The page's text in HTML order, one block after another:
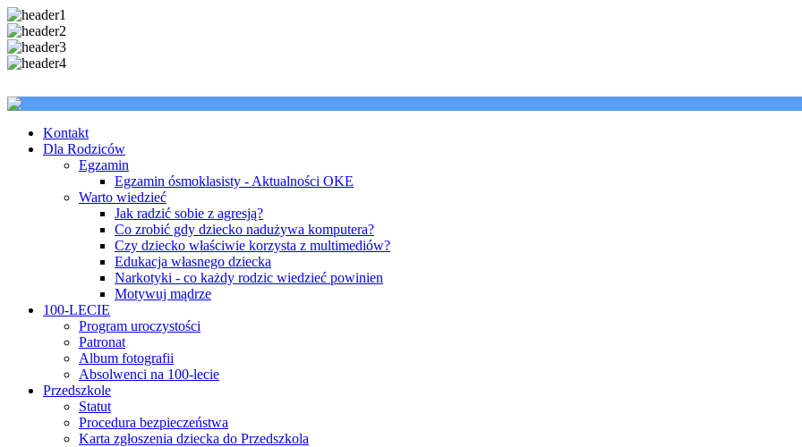
Kontakt
Dla Rodziców
Egzamin
Egzamin ósmoklasisty - Aktualności OKE
Warto wiedzieć
Jak radzić sobie z agresją?
Co zrobić gdy dziecko nadużywa komputera?
Czy dziecko właściwie korzysta z multimediów?
Edukacja własnego dziecka
Narkotyki - co każdy rodzic wiedzieć powinien
Motywuj mądrze
100-LECIE
Program uroczystości
Patronat
Album fotografii
Absolwenci na 100-lecie
Przedszkole
Statut
Procedura bezpieczeństwa
Karta zgłoszenia dziecka do Przedszkola